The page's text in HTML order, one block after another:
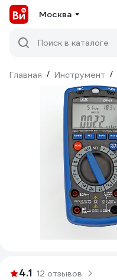
Москва
Поиск в каталоге
Главная / Инструмент /
4.1 12 отзывов